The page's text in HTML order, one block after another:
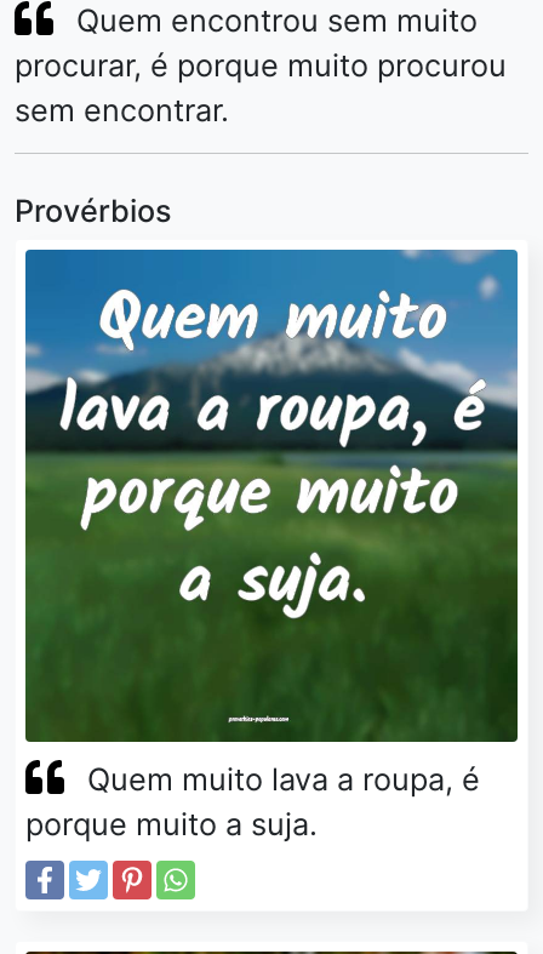
Quem encontrou sem muito
procurar, é porque muito procurou
sem encontrar.
Provérbios
Quem muito lava a roupa, é
porque muito a suja.